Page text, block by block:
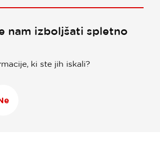
nam izboljšati spletno
ki ste jih iskali?